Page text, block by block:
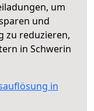
um
und
zu reduzieren,
in Schwerin
in